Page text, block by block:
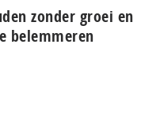
zonder groei en
belemmeren